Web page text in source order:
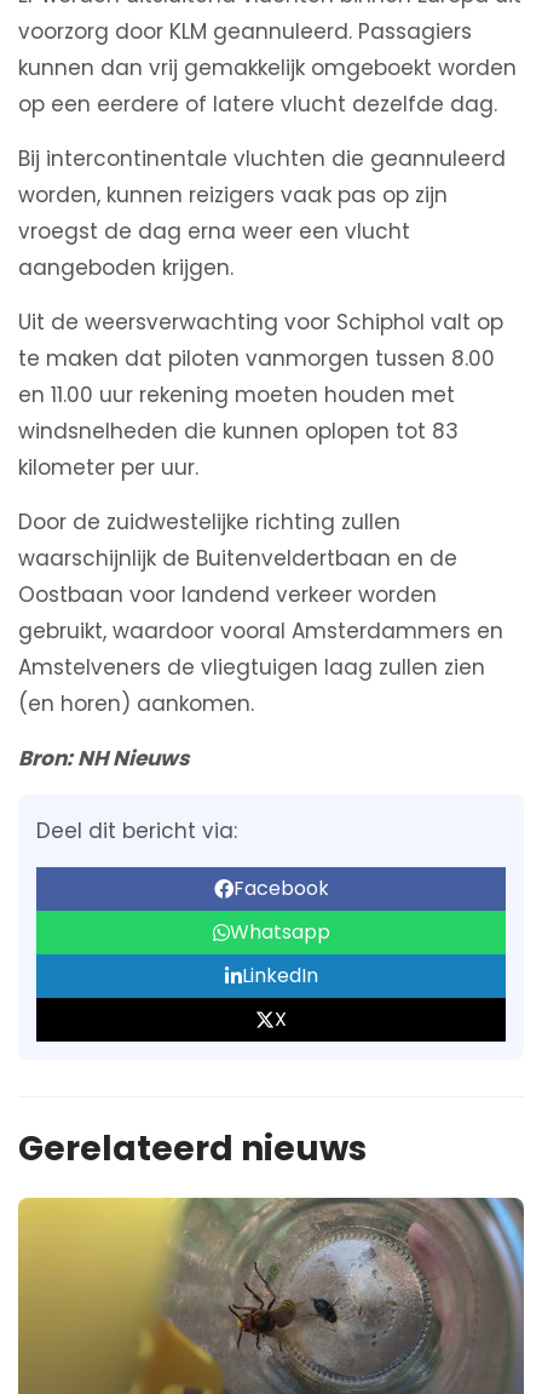
voorzorg door KLM geannuleerd. Passagiers
kunnen dan vrij gemakkelijk omgeboekt worden
op een eerdere of latere vlucht dezelfde dag.
Bij intercontinentale vluchten die geannuleerd
worden, kunnen reizigers vaak pas op zijn
vroegst de dag erna weer een vlucht
aangeboden krijgen.
Uit de weersverwachting voor Schiphol valt op
te maken dat piloten vanmorgen tussen 8.00
en 11.00 uur rekening moeten houden met
windsnelheden die kunnen oplopen tot 83
kilometer per uur.
Door de zuidwestelijke richting zullen
waarschijnlijk de Buitenveldertbaan en de
Oostbaan voor landend verkeer worden
gebruikt, waardoor vooral Amsterdammers en
Amstelveners de vliegtuigen laag zullen zien
(en horen) aankomen.
Bron: NH Nieuws
Deel dit bericht via:
Facebook
Whatsapp
LinkedIn
X
Gerelateerd nieuws